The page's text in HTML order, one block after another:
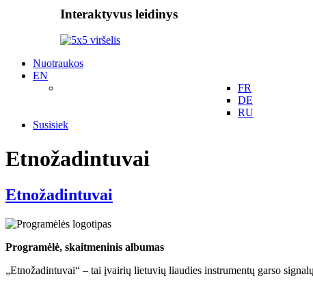
Interaktyvus leidinys
Nuotraukos
EN
FR
DE
RU
Susisiek
Etnožadintuvai
Etnožadintuvai
Programėlė, skaitmeninis albumas
„Etnožadintuvai“ – tai įvairių lietuvių liaudies instrumentų garso